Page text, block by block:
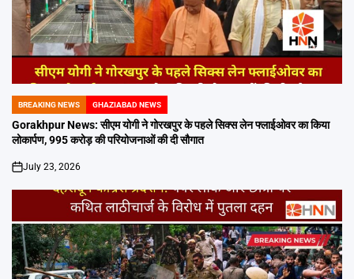
POSTED
IN
BREAKING NEWS GHAZIABAD NEWS
Gorakhpur News: सीएम योगी ने गोरखपुर के पहले सिक्स लेन फ्लाईओवर का किया
लोकार्पण, 995 करोड़ की परियोजनाओं की दी सौगात
on
July 23, 2026